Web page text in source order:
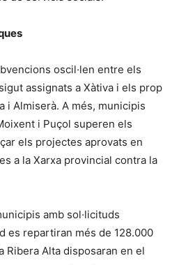
oscil·len entre els
assignats a Xàtiva i els prop
i Almiserà. A més, municipis
i Puçol superen els
els projectes aprovats en
a la Xarxa provincial contra la
amb sol·licituds
es repartiran més de 128.000
Ribera Alta disposaran en el